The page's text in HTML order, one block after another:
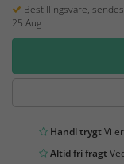
Bestillingsvare,
25 Aug
Handl trygtVi
Altid fri fragt